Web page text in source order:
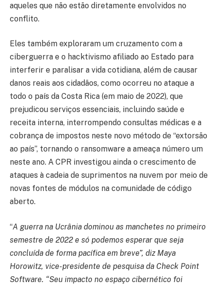
aqueles que não estão diretamente envolvidos no
conflito.
Eles também exploraram um cruzamento com a
ciberguerra e o hacktivismo afiliado ao Estado para
interferir e paralisar a vida cotidiana, além de causar
danos reais aos cidadãos, como ocorreu no ataque a
todo o país da Costa Rica (em maio de 2022), que
prejudicou serviços essenciais, incluindo saúde e
receita interna, interrompendo consultas médicas e a
cobrança de impostos neste novo método de “extorsão
ao país”, tornando o ransomware a ameaça número um
neste ano. A CPR investigou ainda o crescimento de
ataques à cadeia de suprimentos na nuvem por meio de
novas fontes de módulos na comunidade de código
aberto.
“A guerra na Ucrânia dominou as manchetes no primeiro
semestre de 2022 e só podemos esperar que seja
concluída de forma pacífica em breve”, diz Maya
Horowitz, vice-presidente de pesquisa da Check Point
Software. “Seu impacto no espaço cibernético foi